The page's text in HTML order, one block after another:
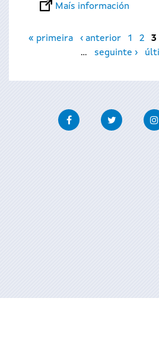
Maís información
Páxinas
« primeira ‹ anterior 1 2 3
…
seguinte ›
FacebookTwitter